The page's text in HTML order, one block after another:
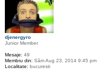
djenergyro
Junior Member
Mesaje: 49
Membru din: Sâm Aug 23, 2014 9:45 pm
Localitate: bucuresti